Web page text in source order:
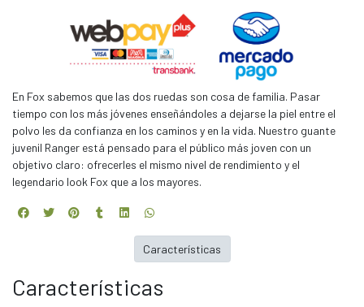
En Fox sabemos que las dos ruedas son cosa de familia. Pasar
tiempo con los más jóvenes enseñándoles a dejarse la piel entre el
polvo les da confianza en los caminos y en la vida. Nuestro guante
juvenil Ranger está pensado para el público más joven con un
objetivo claro: ofrecerles el mismo nivel de rendimiento y el
legendario look Fox que a los mayores.
Características
Características